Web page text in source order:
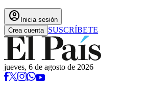
account_circle Inicia sesión
Crea cuenta SUSCRÍBETE
jueves, 6 de agosto de 2026